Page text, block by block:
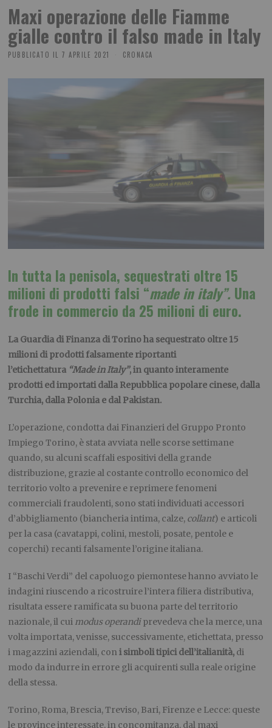
Maxi operazione delle Fiamme
gialle contro il falso made in Italy
PUBBLICATO IL 7 APRILE 2021 CRONACA
In tutta la penisola, sequestrati oltre 15
milioni di prodotti falsi “made in italy”. Una
frode in commercio da 25 milioni di euro.
La Guardia di Finanza di Torino ha sequestrato oltre 15
milioni di prodotti falsamente riportanti
l’etichettatura “Made in Italy”,in quanto interamente
prodotti ed importati dalla Repubblica popolare cinese, dalla
Turchia, dalla Polonia e dal Pakistan.
L’operazione, condotta dai Finanzieri del Gruppo Pronto
Impiego Torino, è stata avviata nelle scorse settimane
quando, su alcuni scaffali espositivi della grande
distribuzione, grazie al costante controllo economico del
territorio volto a prevenire e reprimere fenomeni
commerciali fraudolenti, sono stati individuati accessori
d’abbigliamento (biancheria intima, calze, collant) e articoli
per la casa (cavatappi, colini, mestoli, posate, pentole e
coperchi) recanti falsamente l’origine italiana.
I “Baschi Verdi” del capoluogo piemontese hanno avviato le
indagini riuscendo a ricostruire l’intera filiera distributiva,
risultata essere ramificata su buona parte del territorio
nazionale, il cui modus operandiprevedeva che la merce, una
volta importata, venisse, successivamente, etichettata, presso
i magazzini aziendali, coni simboli tipici dell’italianità, di
modo da indurre in errore gli acquirenti sulla reale origine
della stessa.
Torino, Roma, Brescia, Treviso, Bari, Firenze e Lecce: queste
le province interessate, in concomitanza, dal maxi